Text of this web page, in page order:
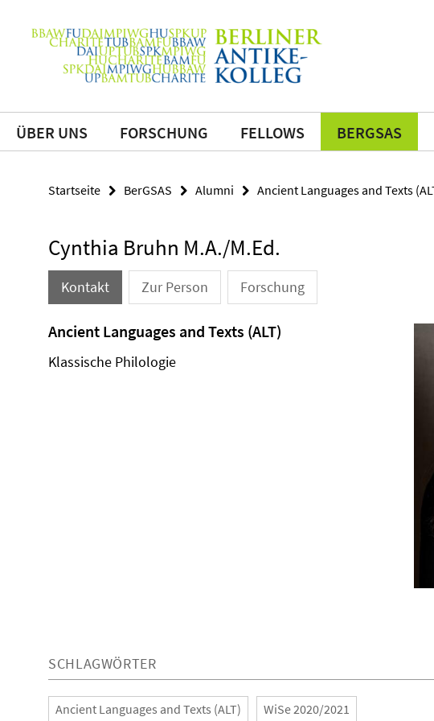
direktService-
Navigation
ÜBER UNS FORSCHUNG FELLOWS BERGSAS
Startseite BerGSAS Alumni Ancient Languages and Texts
Cynthia Bruhn M.A./M.Ed.
Kontakt Zur Person Forschung
Ancient Languages and Texts (ALT)
Klassische Philologie
SCHLAGWÖRTER
Ancient Languages and Texts (ALT) WiSe 2020/2021